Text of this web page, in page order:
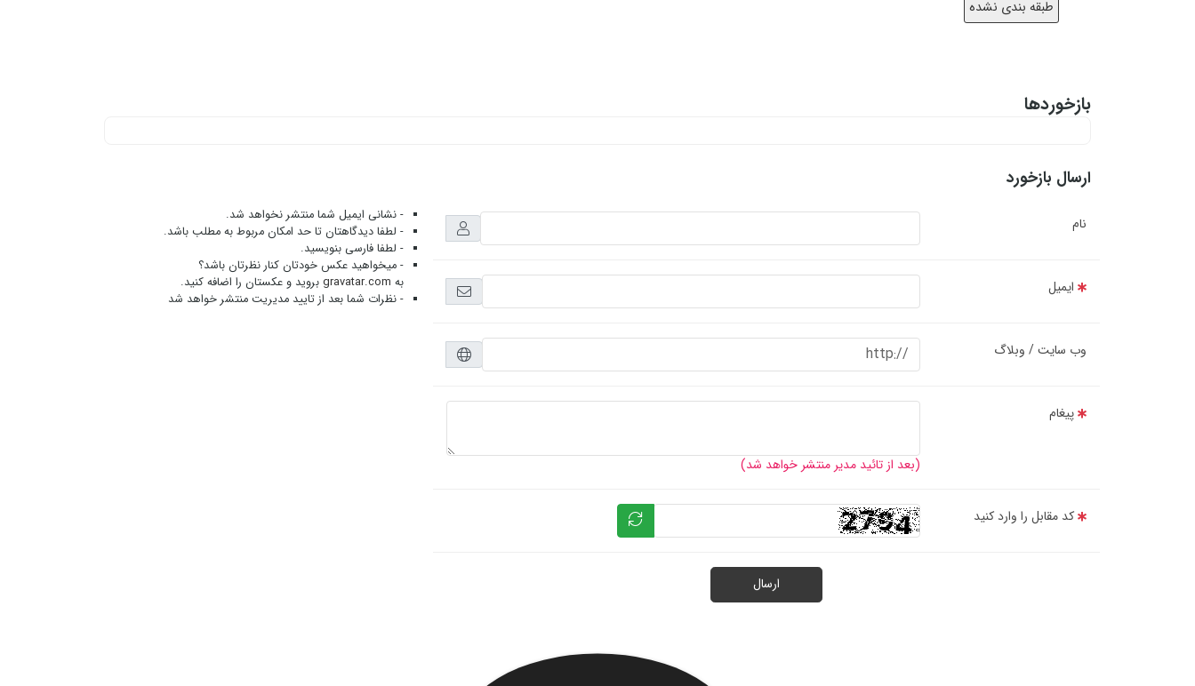
طبقه بندی نشده
بازخوردها
ارسال بازخورد
نام
ایمیل
وب سایت / وبلاگ
پیغام
(بعد از تائید مدیر منتشر خواهد شد)
کد مقابل را وارد کنید
ارسال
- نشانی ایمیل شما منتشر نخواهد شد.
- لطفا دیدگاهتان تا حد امکان مربوط به مطلب باشد.
- لطفا فارسی بنویسید.
- میخواهید عکس خودتان کنار نظرتان باشد؟
به gravatar.com بروید و عکستان را اضافه کنید.
- نظرات شما بعد از تایید مدیریت منتشر خواهد شد